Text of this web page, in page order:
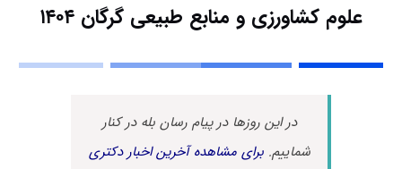
علوم کشاورزی و منابع طبیعی گرگان ۱۴۰۴
در این روزها در پیام رسان بله در کنار
شماییم.برای مشاهده آخرین اخبار دکتری